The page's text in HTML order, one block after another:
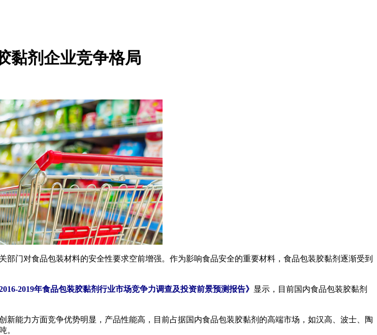
黏剂企业竞争格局
对食品包装材料的安全性要求空前增强。作为影响食品安全的重要材料，食品包装胶黏剂逐渐受到
2016-2019年食品包装胶黏剂行业市场竞争力调查及投资前景预测报告》 显示，目前国内食品包装胶黏剂
力方面竞争优势明显，产品性能高，目前占据国内食品包装胶黏剂的高端市场，如汉高、波士、陶
。